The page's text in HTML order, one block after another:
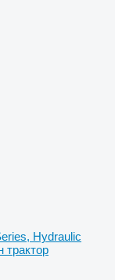
Hydraulic
трактор